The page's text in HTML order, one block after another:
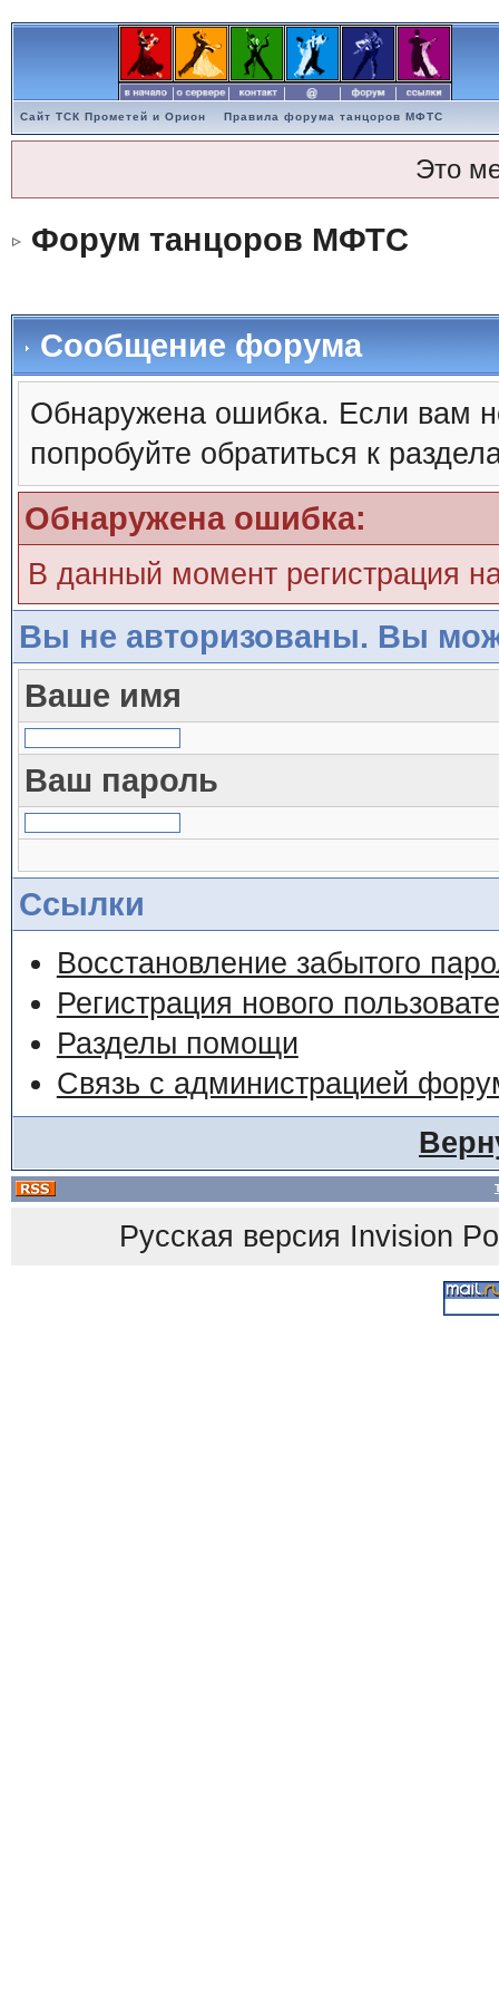
Сайт ТСК Прометей и Орион Правила форума танцоров МФТС
Это
Форум танцоров МФТС
Сообщение форума
Обнаружена ошибка. Если вам
попробуйте обратиться к
Обнаружена ошибка:
В данный момент регистрация
Вы не авторизованы. Вы
Ваше имя
Ваш пароль
Ссылки
Восстановление забытого
Регистрация нового
Разделы помощи
Связь с администрацией
Русская версия Invision